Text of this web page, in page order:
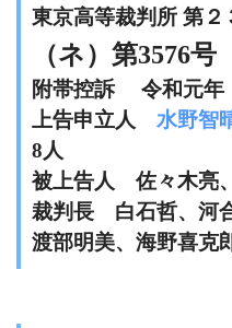
東京高等裁判所 第２
（ネ）第3576号
附帯控訴 令和元年
上告申立人 水野智
8人
被上告人 佐々木亮
裁判長 白石哲、河
渡部明美、海野喜克